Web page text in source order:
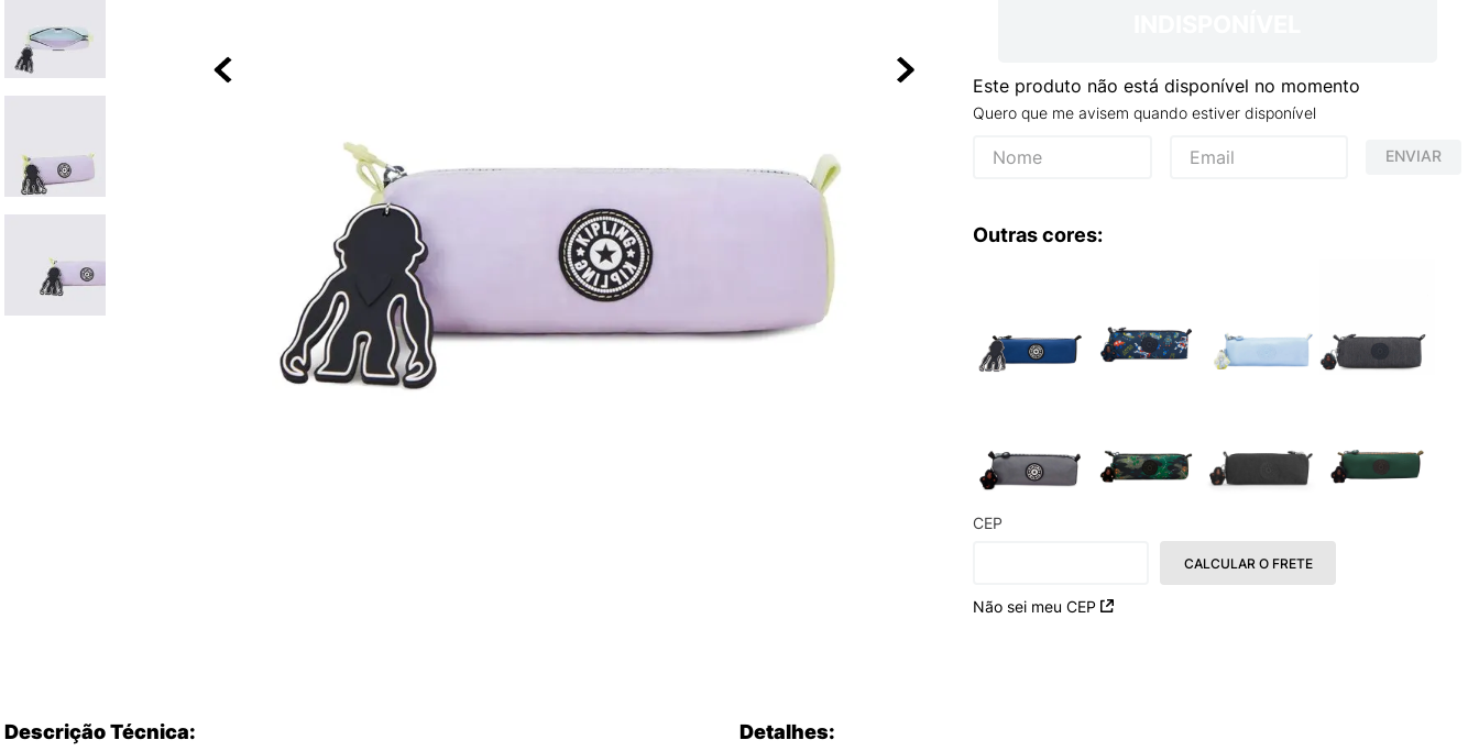
Este produto não está disponível no momento
Quero que me avisem quando estiver disponível
ENVIAR
Outras cores:
CEP
Não sei meu CEP
CALCULAR O FRETE
Descrição Técnica: Detalhes: